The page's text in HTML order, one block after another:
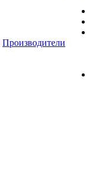
Производители